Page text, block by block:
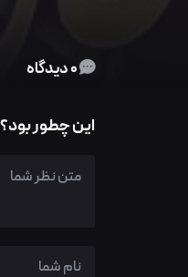
0 دیدگاه
این چطور بود؟